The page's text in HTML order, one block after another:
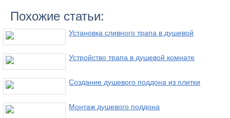
Похожие статьи:
Установка сливного трапа в душевой
Устройство трапа в душевой комнате
Создание душевого поддона из плитки
Монтаж душевого поддона